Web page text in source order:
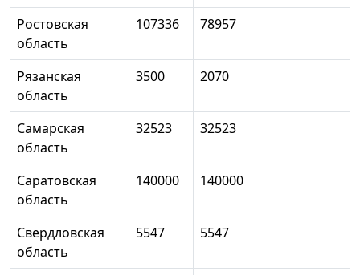
Ростовская
область
107336 78957
Рязанская
область
3500 2070
Самарская
область
32523 32523
Саратовская
область
140000 140000
Свердловская
область
5547 5547